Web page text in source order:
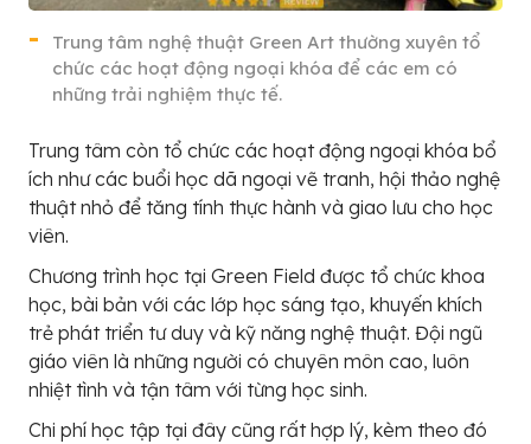
Trung tâm nghệ thuật Green Art thường xuyên tổ
chức các hoạt động ngoại khóa để các em có
những trải nghiệm thực tế.
Trung tâm còn tổ chức các hoạt động ngoại khóa bổ
ích như các buổi học dã ngoại vẽ tranh, hội thảo nghệ
thuật nhỏ để tăng tính thực hành và giao lưu cho học
viên.
Chương trình học tại Green Field được tổ chức khoa
học, bài bản với các lớp học sáng tạo, khuyến khích
trẻ phát triển tư duy và kỹ năng nghệ thuật. Đội ngũ
giáo viên là những người có chuyên môn cao, luôn
nhiệt tình và tận tâm với từng học sinh.
Chi phí học tập tại đây cũng rất hợp lý, kèm theo đó